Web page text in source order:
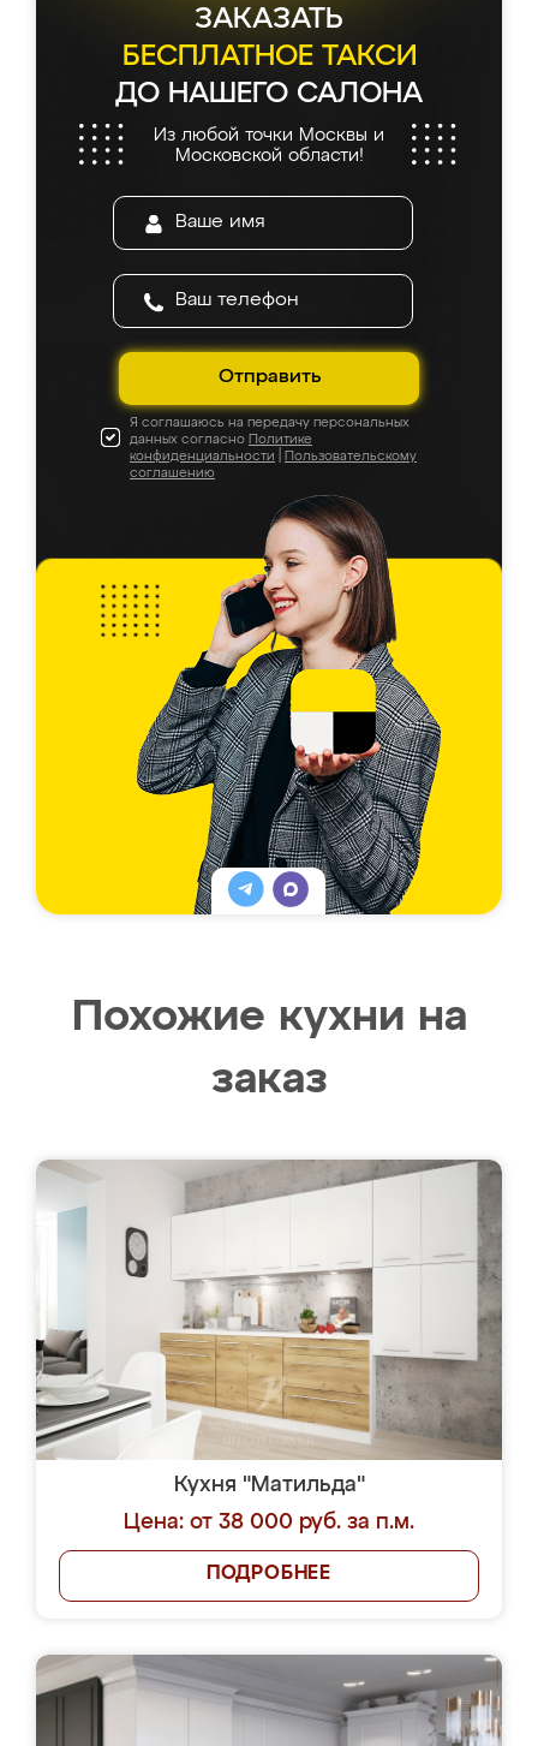
ЗАКАЗАТЬ
БЕСПЛАТНОЕ ТАКСИ
ДО НАШЕГО САЛОНА
Из любой точки Москвы и
Московской области!
Отправить
Я соглашаюсь на передачу персональных
данных согласно Политике
конфиденциальности
Пользовательскому
соглашению
Похожие кухни на
заказ
Кухня "Матильда"
Цена: от 38 000 руб. за п.м.
ПОДРОБНЕЕ